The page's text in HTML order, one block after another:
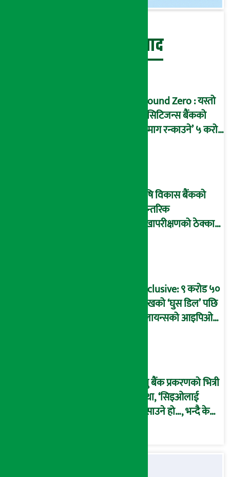
बेथिति मुर्दाबाद
Ground Zero : यस्तो
छ सिटिजन्स बैंकको
‘दिमाग रन्काउने’ ५ करोड
कृषि विकास बैंकको
आन्तरिक
लेखापरीक्षणको ठेक्का
आरोप !
Exclusive: ९ करोड ५०
लाखको ‘घुस डिल’ पछि
रिलायन्सको आइपिओ
प्रभु बैंक प्रकरणको भित्री
कथा, ‘सिइओलाई
फसाउने हो…, भन्दै के